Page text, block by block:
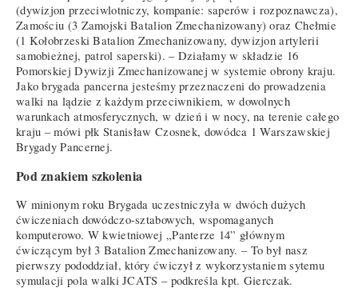
(dywizjon przeciwlotniczy, kompanie: saperów i rozpoznawcza),
Zamościu (3 Zamojski Batalion Zmechanizowany) oraz Chełmie
(1 Kołobrzeski Batalion Zmechanizowany, dywizjon artylerii
samobieżnej, patrol saperski). – Działamy w składzie 16
Pomorskiej Dywizji Zmechanizowanej w systemie obrony kraju.
Jako brygada pancerna jesteśmy przeznaczeni do prowadzenia
walki na lądzie z każdym przeciwnikiem, w dowolnych
warunkach atmosferycznych, w dzień i w nocy, na terenie całego
kraju – mówi płk Stanisław Czosnek, dowódca 1 Warszawskiej
Brygady Pancernej.
Pod znakiem szkolenia
W minionym roku Brygada uczestniczyła w dwóch dużych
ćwiczeniach dowódczo-sztabowych, wspomaganych
komputerowo. W kwietniowej „Panterze 14” głównym
ćwiczącym był 3 Batalion Zmechanizowany. – To był nasz
pierwszy pododdział, który ćwiczył z wykorzystaniem sytemu
symulacji pola walki JCATS – podkreśla kpt. Gierczak.